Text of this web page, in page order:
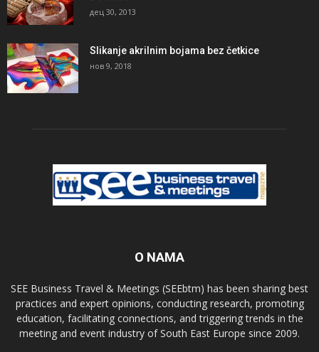
дец 30, 2013
Slikanje akrilnim bojama bez četkice
нов 9, 2018
O NAMA
SEE Business Travel & Meetings (SEEbtm) has been sharing best
practices and expert opinions, conducting research, promoting
education, facilitating connections, and triggering trends in the
meeting and event industry of South East Europe since 2009.